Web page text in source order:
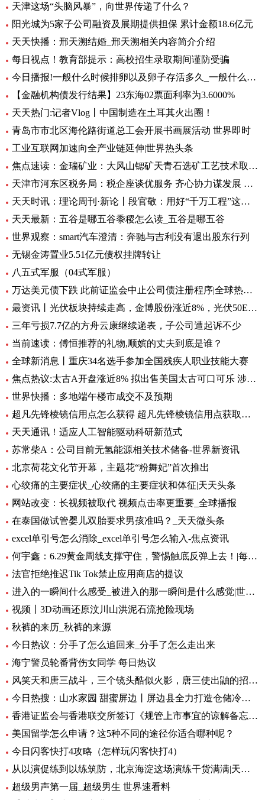
天津这场“头脑风暴”，向世界传递了什么？
阳光城为5家子公司融资及展期提供担保 累计金额18.6亿元
天天快播：邢天溯结婚_邢天溯相关内容简介介绍
每日视点！教育部提示：高校招生录取期间谨防受骗
今日播报!一般什么时候排卵以及卵子存活多久_一般什么时候排卵
【金融机构债发行结果】23东海02票面利率为3.6000%
天天热门:记者Vlog丨中国制造在土耳其火出圈！
青岛市市北区海伦路街道总工会开展书画展活动 世界即时
工业互联网加速向全产业链延伸|世界热头条
焦点速读：金瑞矿业：大风山锶矿天青石选矿工艺技术取得重大进展
天津市河东区税务局：税企座谈优服务 齐心协力谋发展 全球微头条
天天时讯：理论周刊·新论丨段官敬：用好“千万工程”这个乡村振兴“金钥匙”
天天最新：五谷是哪五谷黍稷怎么读_五谷是哪五谷
世界观察：smart汽车澄清：奔驰与吉利没有退出股东行列
无锡金涛置业5.51亿元债权挂牌转让
八五式军服（04式军服）
万达美元债下跌 此前证监会中止公司债注册程序|全球热资讯
最资讯丨光伏板块持续走高，金博股份涨近8%，光伏50ETF（516880）6月8日来累计反弹近10%丨ETF观察
三年亏损7.7亿的方舟云康继续递表，子公司遭起诉不少
当前速读：傅恒推荐的礼物,顺嫔的丈夫到底是谁？
全球新消息丨重庆34名选手参加全国残疾人职业技能大赛
焦点热议:太古A开盘涨近8% 拟出售美国太古可口可乐 涉资304亿港元
世界快播：多地端午楼市成交不及预期
超凡先锋棱镜信用点怎么获得 超凡先锋棱镜信用点获取方式一览 全球快资讯
天天通讯！适应人工智能驱动科研新范式
苏常柴A：公司目前无氢能源相关技术储备-世界新资讯
北京荷花文化节开幕，主题花“粉舞妃”首次推出
心绞痛的主要症状_心绞痛的主要症状和体征|天天头条
网站改变：长视频被取代 视频点击率更重要_全球播报
在泰国做试管婴儿双胎要求男孩准吗？_天天微头条
excel单引号怎么消除_excel单引号怎么输入-焦点资讯
何宇鑫：6.29黄金周线支撑守住，警惕触底反弹上去！|每日短讯
法官拒绝推迟Tik Tok禁止应用商店的提议
进入的一瞬间什么感受_被进入的那一瞬间是什么感觉|世界快播报
视频丨3D动画还原汶川山洪泥石流抢险现场
秋裤的来历_秋裤的来源
今日热议：分手了怎么追回来_分手了怎么走出来
海宁警员轮番背伤女同学 每日热议
风笑天和唐三战斗，三个镜头酷似火影，唐三使出鼬的招牌动作 速看料
今日热搜：山水家园 甜蜜屏边丨屏边县全力打造仓储冷链保障“云品”出滇
香港证监会与香港联交所签订《规管上市事宜的谅解备忘录》第二份补充文件 天天日报
美国留学怎么申请？这5种不同的途径你适合哪种呢？
今日闪客快打4攻略（怎样玩闪客快打4）
从以演促练到以练筑防，北京海淀这场演练干货满满|天天实时
超级男声第一届_超级男生 世界速看料